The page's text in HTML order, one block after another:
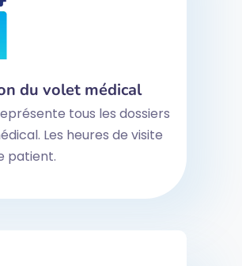
du volet médical
tous les dossiers
Les heures de visite
patient.